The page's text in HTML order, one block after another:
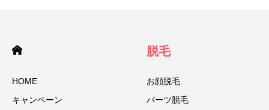
HOME
キャンペーン
脱毛
お顔脱毛
パーツ脱毛